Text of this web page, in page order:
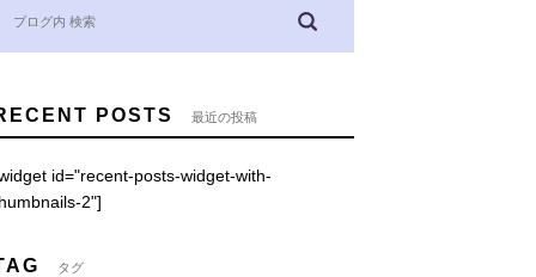
POSTS 最近の投稿
id="recent-posts-widget-with-
2"]
タグ